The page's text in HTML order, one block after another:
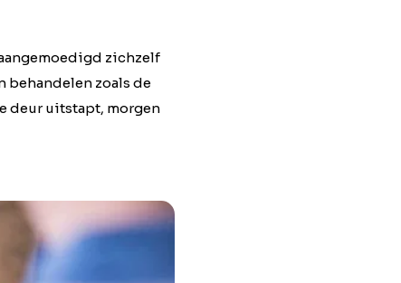
zichzelf
behandelen zoals de
deur uitstapt, morgen